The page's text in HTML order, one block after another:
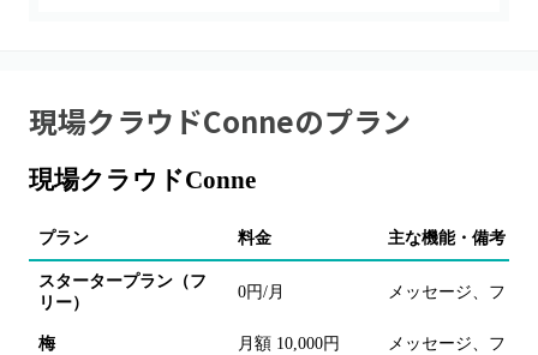
現場クラウドConneのプラン
現場クラウドConne
プラン 料金 主な機能・備考
スタータープラン（フ
リー）
0円/月 メッセージ、ファ
梅 月額 10,000円 メッセージ、ファ